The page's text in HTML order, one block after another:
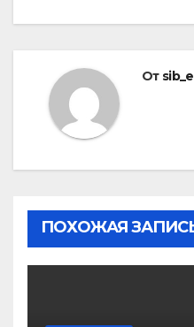
От
ПОХОЖАЯ